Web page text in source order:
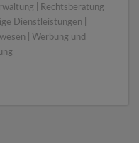
| Rechtsberatung
Dienstleistungen |
| Werbung und